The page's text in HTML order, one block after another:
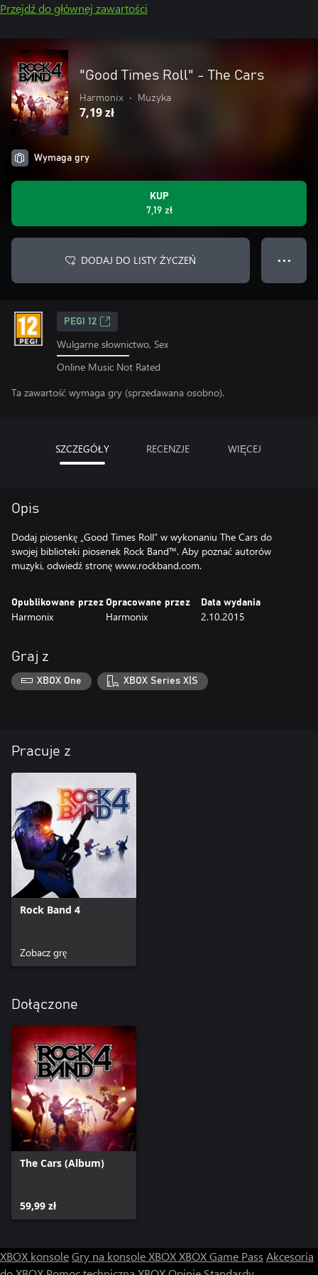
Przejdź do głównej zawartości
"Good Times Roll" - The Cars
Harmonix • Muzyka
7,19 zł
Wymaga gry
KUP
7,19 zł
DODAJ DO LISTY ŻYCZEŃ ● ● ●
PEGI 12
Wulgarne słownictwo, Sex
Online Music Not Rated
Ta zawartość wymaga gry (sprzedawana osobno).
SZCZEGÓŁY RECENZJE WIĘCEJ
Opis
Dodaj piosenkę „Good Times Roll” w wykonaniu The Cars do
swojej biblioteki piosenek Rock Band™. Aby poznać autorów
muzyki, odwiedź stronę www.rockband.com.
Opublikowane przez
Harmonix
Opracowane przez
Harmonix
Data wydania
2.10.2015
Graj z
XBOX One XBOX Series X|S
Pracuje z
Rock Band 4
Zobacz grę
Dołączone
The Cars (Album)
59,99 zł
XBOX konsoleGry na konsole XBOXXBOX Game Pass Akcesoria